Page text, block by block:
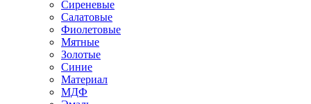
Сиреневые
Салатовые
Фиолетовые
Мятные
Золотые
Синие
Материал
МДФ